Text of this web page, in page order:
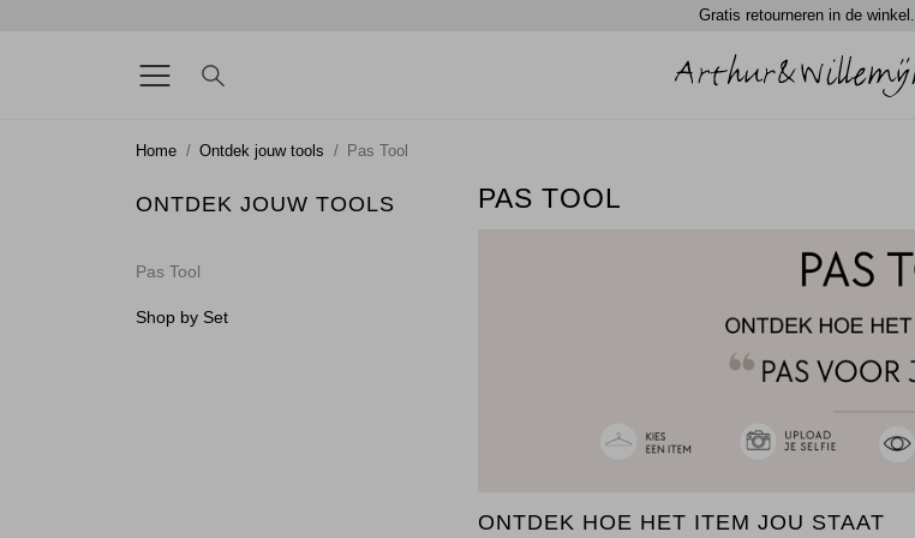
Gratis retourneren in de winkel.
Home Ontdek jouw tools Pas Tool
ONTDEK JOUW TOOLS
Pas Tool
Shop by Set
PAS TOOL
ONTDEK HOE HET ITEM JOU STAAT